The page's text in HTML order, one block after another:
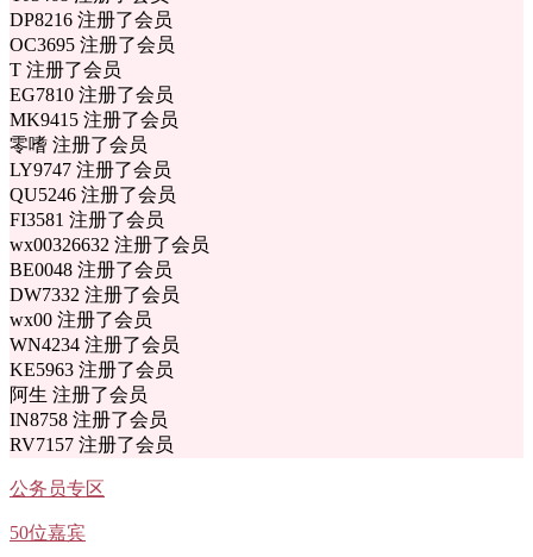
DP8216 注册了会员
OC3695 注册了会员
T 注册了会员
EG7810 注册了会员
MK9415 注册了会员
零嗜 注册了会员
LY9747 注册了会员
QU5246 注册了会员
FI3581 注册了会员
wx00326632 注册了会员
BE0048 注册了会员
DW7332 注册了会员
wx00 注册了会员
WN4234 注册了会员
KE5963 注册了会员
阿生 注册了会员
IN8758 注册了会员
RV7157 注册了会员
公务员专区
50位嘉宾